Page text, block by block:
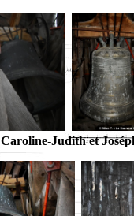
Caroline-Judith et